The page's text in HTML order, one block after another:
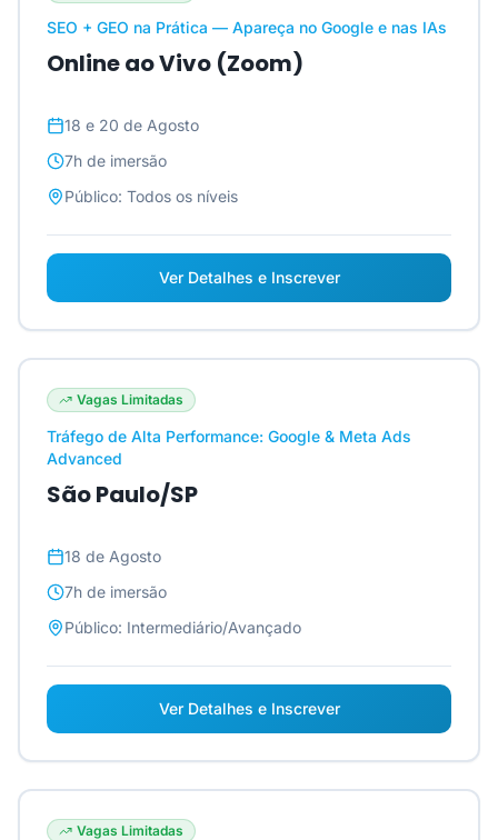
SEO + GEO na Prática — Apareça no Google e nas IAs
Online ao Vivo (Zoom)
18 e 20 de Agosto
7h de imersão
Público: Todos os níveis
Ver Detalhes e Inscrever
Vagas Limitadas
Tráfego de Alta Performance: Google & Meta Ads
Advanced
São Paulo/SP
18 de Agosto
7h de imersão
Público: Intermediário/Avançado
Ver Detalhes e Inscrever
Vagas Limitadas